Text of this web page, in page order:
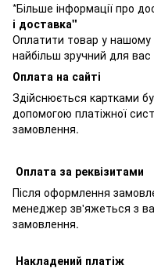
*Більше інформації про
і доставка"
Оплатити товар у
найбільш зручний для вас
Оплата на сайті
Здійснюється картками
допомогою платіжної
замовлення.
Оплата за реквізитами
Після оформлення
менеджер зв'яжеться з
замовлення.
Накладений платіж